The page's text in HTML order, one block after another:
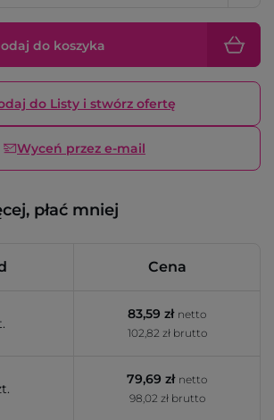
do koszyka
do Listy i stwórz ofertę
Wyceń przez e-mail
płać mniej
Cena
83,59 zł netto
102,82 zł brutto
79,69 zł netto
98,02 zł brutto